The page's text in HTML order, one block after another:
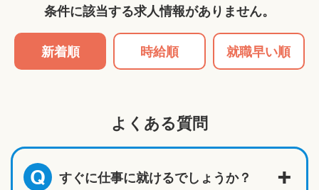
条件に該当する求人情報がありません。
新着順 時給順 就職早い順
よくある質問
Q すぐに仕事に就けるでしょうか？